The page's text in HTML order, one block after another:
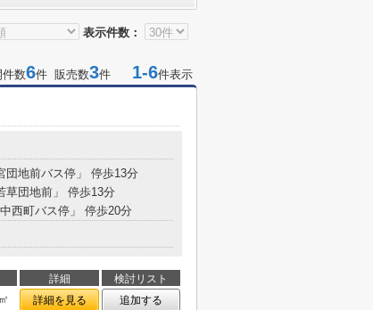
表示件数：
件数6件 販売数3件 1-6件表示
団地前バス停」 停歩13分
草団地前」 停歩13分
西町バス停」 停歩20分
詳細
検討リスト
詳細を見る
追加する